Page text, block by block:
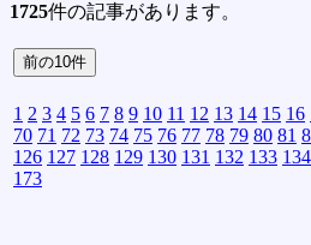
1725件の記事があります。
1 2 3 4 5 6 7 8 9 10 11 12 13 14 15 16
70 71 72 73 74 75 76 77 78 79 80 81
126 127 128 129 130 131 132 133 134
173